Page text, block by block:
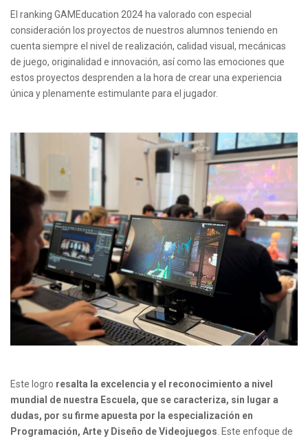
El ranking GAMEducation 2024 ha valorado con especial
consideración los proyectos de nuestros alumnos teniendo en
cuenta siempre el nivel de realización, calidad visual, mecánicas
de juego, originalidad e innovación, así como las emociones que
estos proyectos desprenden a la hora de crear una experiencia
única y plenamente estimulante para el jugador.
Este logro resalta la excelencia y el reconocimiento a nivel
mundial de nuestra Escuela, que se caracteriza, sin lugar a
dudas, por su firme apuesta por la especialización en
Programación, Arte y Diseño de Videojuegos . Este enfoque de